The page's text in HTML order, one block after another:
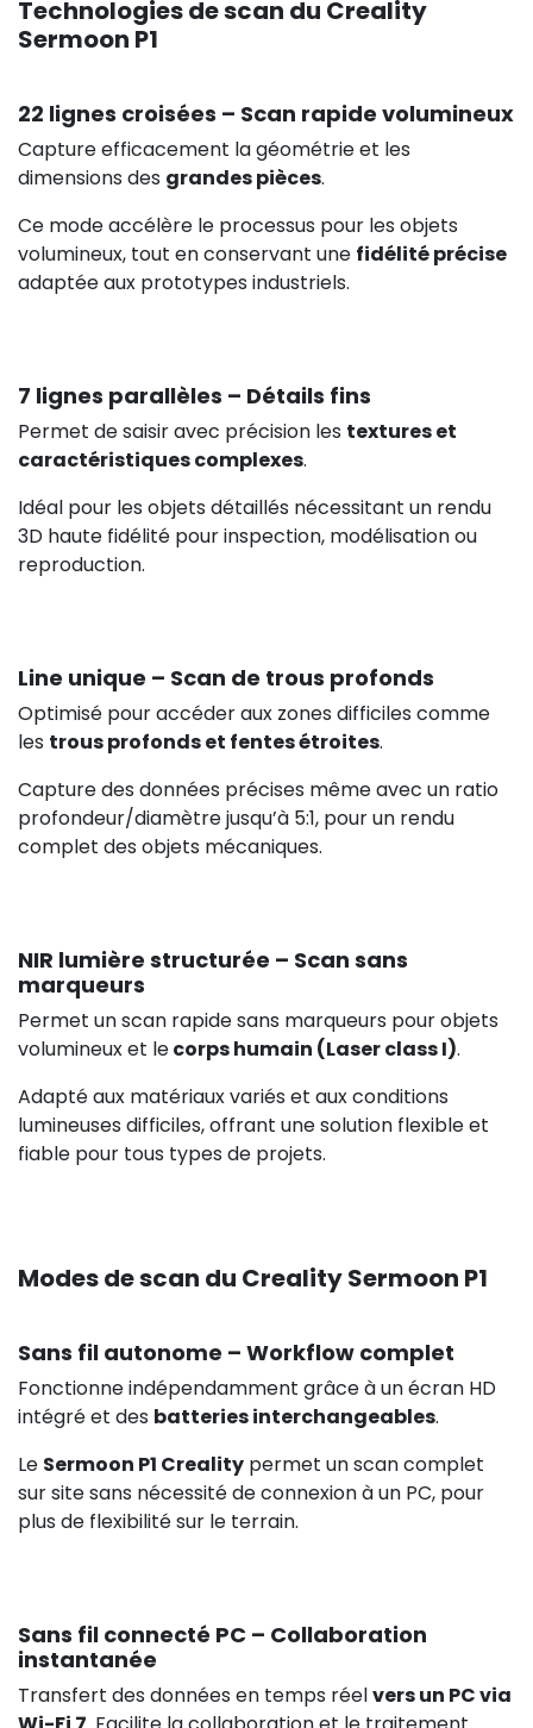
Technologies de scan du Creality
Sermoon P1
22 lignes croisées – Scan rapide volumineux
Capture efficacement la géométrie et les
dimensions des grandes pièces.
Ce mode accélère le processus pour les objets
volumineux, tout en conservant une fidélité précise
adaptée aux prototypes industriels.
7 lignes parallèles – Détails fins
Permet de saisir avec précision les textures et
caractéristiques complexes.
Idéal pour les objets détaillés nécessitant un rendu
3D haute fidélité pour inspection, modélisation ou
reproduction.
Line unique – Scan de trous profonds
Optimisé pour accéder aux zones difficiles comme
les trous profonds et fentes étroites.
Capture des données précises même avec un ratio
profondeur/diamètre jusqu’à 5:1, pour un rendu
complet des objets mécaniques.
NIR lumière structurée – Scan sans
marqueurs
Permet un scan rapide sans marqueurs pour objets
volumineux et lecorps humain (Laser class I).
Adapté aux matériaux variés et aux conditions
lumineuses difficiles, offrant une solution flexible et
fiable pour tous types de projets.
Modes de scan du Creality Sermoon P1
Sans fil autonome – Workflow complet
Fonctionne indépendamment grâce à un écran HD
intégré et des batteries interchangeables.
Le Sermoon P1 Creality permet un scan complet
sur site sans nécessité de connexion à un PC, pour
plus de flexibilité sur le terrain.
Sans fil connecté PC – Collaboration
instantanée
Transfert des données en temps réelvers un PC via